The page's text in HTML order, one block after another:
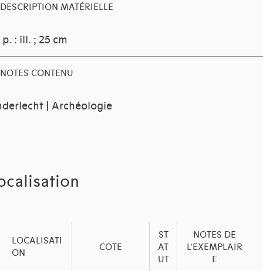
DESCRIPTION MATÉRIELLE
p. : ill. ; 25 cm
NOTES CONTENU
| Archéologie
LOCALISATI
ON
COTE
ST
AT
UT
NOTES DE
L'EXEMPLAIR
E